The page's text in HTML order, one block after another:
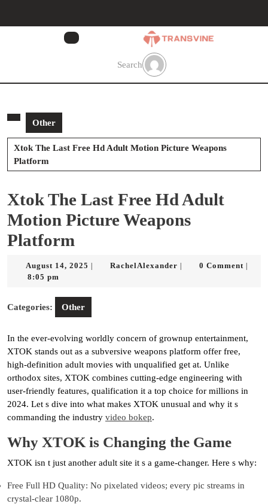
Search
Other
Xtok The Last Free Hd Adult Motion Picture Weapons
Platform
Xtok The Last Free Hd Adult
Motion Picture Weapons
Platform
August 14, 2025 AugustRachelAlexander RachelAlexander
0 Comment
8:05 pm
Categories: Other
In the ever-evolving worldly concern of grownup entertainment,
XTOK stands out as a subversive weapons platform offer free,
high-definition adult movies with unqualified get at. Unlike
orthodox sites, XTOK combines cutting-edge engineering with
user-friendly features, qualification it a top choice for millions in
2024. Let s dive into what makes XTOK unusual and why it s
commanding the industry video bokep.
Why XTOK is Changing the Game
XTOK isn t just another adult site it s a game-changer. Here s why:
Free Full HD Quality: No pixelated videos; every pic streams in
crystal-clear 1080p.